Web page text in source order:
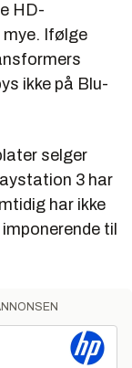
HD-
Ifølge
ikke på Blu-
selger
3 har
har ikke
til